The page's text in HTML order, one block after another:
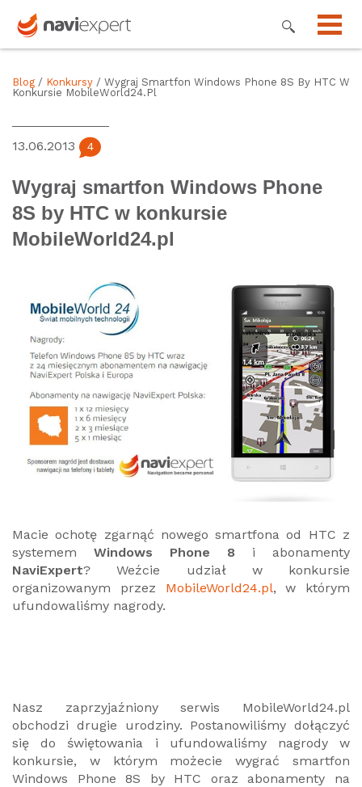
Blog / Konkursy / Wygraj Smartfon Windows Phone 8S By HTC W
Konkursie MobileWorld24.pl
13.06.2013 4
Wygraj smartfon Windows Phone
8S by HTC w konkursie
MobileWorld24.pl
Macie ochotę zgarnąć nowego smartfona od HTC z
systemem Windows Phone 8 i abonamenty
NaviExpert? Weźcie udział w konkursie
organizowanym przez MobileWorld24.pl, w którym
ufundowaliśmy nagrody.
Nasz zaprzyjaźniony serwis MobileWorld24.pl
obchodzi drugie urodziny. Postanowiliśmy dołączyć
się do świętowania i ufundowaliśmy nagrody w
konkursie, w którym możecie wygrać smartfon
Windows Phone 8S by HTC oraz abonamenty na